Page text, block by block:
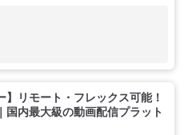
】リモート・フレックス可能！
国内最大級の動画配信プラット